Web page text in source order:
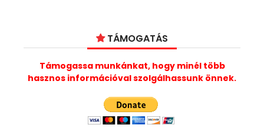
TÁMOGATÁS
Támogassa munkánkat, hogy minél több
hasznos információval szolgálhassunk önnek.